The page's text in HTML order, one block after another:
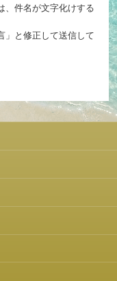
、件名が文字化けする
」と修正して送信して